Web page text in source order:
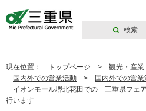
検索
現在位置： トップページ > 観光・産業
国内外での営業活動 > 国内外での営業
イオンモール堺北花田での「三重県フェ
行います